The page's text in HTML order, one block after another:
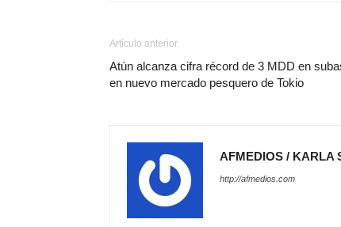
Artículo anterior
Atún alcanza cifra récord de 3 MDD en
en nuevo mercado pesquero de Tokio
AFMEDIOS / KARLA
http://afmedios.com